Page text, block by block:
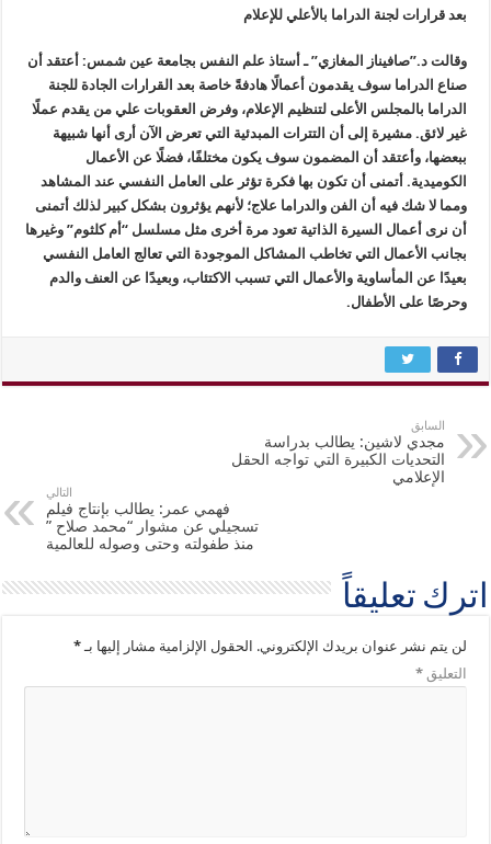
بعد قرارات لجنة الدراما بالأعلي للإعلام
وقالت د.”صافيناز المغازي” ـ أستاذ علم النفس بجامعة عين شمس: أعتقد أن
صناع الدراما سوف يقدمون أعمالًا هادفةً خاصة بعد القرارات الجادة للجنة
الدراما بالمجلس الأعلى لتنظيم الإعلام، وفرض العقوبات علي من يقدم عملًا
غير لائق. مشيرة إلى أن التترات المبدئية التي تعرض الآن أرى أنها شبيهة
ببعضها، وأعتقد أن المضمون سوف يكون مختلفًا، فضلًا عن الأعمال
الكوميدية. أتمنى أن تكون بها فكرة تؤثر على العامل النفسي عند المشاهد
ومما لا شك فيه أن الفن والدراما علاج؛ لأنهم يؤثرون بشكل كبير لذلك أتمنى
أن نرى أعمال السيرة الذاتية تعود مرة أخرى مثل مسلسل “أم كلثوم” وغيرها
بجانب الأعمال التي تخاطب المشاكل الموجودة التي تعالج العامل النفسي
بعيدًا عن المأساوية والأعمال التي تسبب الاكتئاب، وبعيدًا عن العنف والدم
وحرصًا على الأطفال.
السابق
مجدي لاشين: يطالب بدراسة
التحديات الكبيرة التي تواجه الحقل
الإعلامي
التالي
فهمي عمر: يطالب بإنتاج فيلم
تسجيلي عن مشوار “محمد صلاح ”
منذ طفولته وحتى وصوله للعالمية
اترك تعليقاً
لن يتم نشر عنوان بريدك الإلكتروني. الحقول الإلزامية مشار إليها بـ*
التعليق*